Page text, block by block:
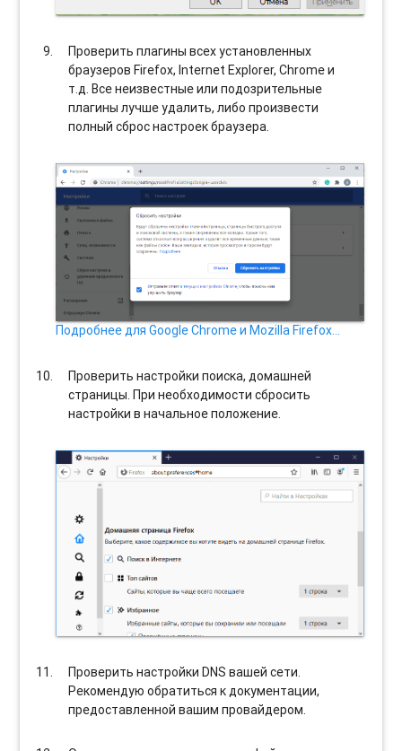
Проверить плагины всех установленных
браузеров Firefox, Internet Explorer, Chrome и
т.д. Все неизвестные или подозрительные
плагины лучше удалить, либо произвести
полный сброс настроек браузера.
Подробнее для Google Chrome и Mozilla Firefox…
Проверить настройки поиска, домашней
страницы. При необходимости сбросить
настройки в начальное положение.
Проверить настройки DNS вашей сети.
Рекомендую обратиться к документации,
предоставленной вашим провайдером.